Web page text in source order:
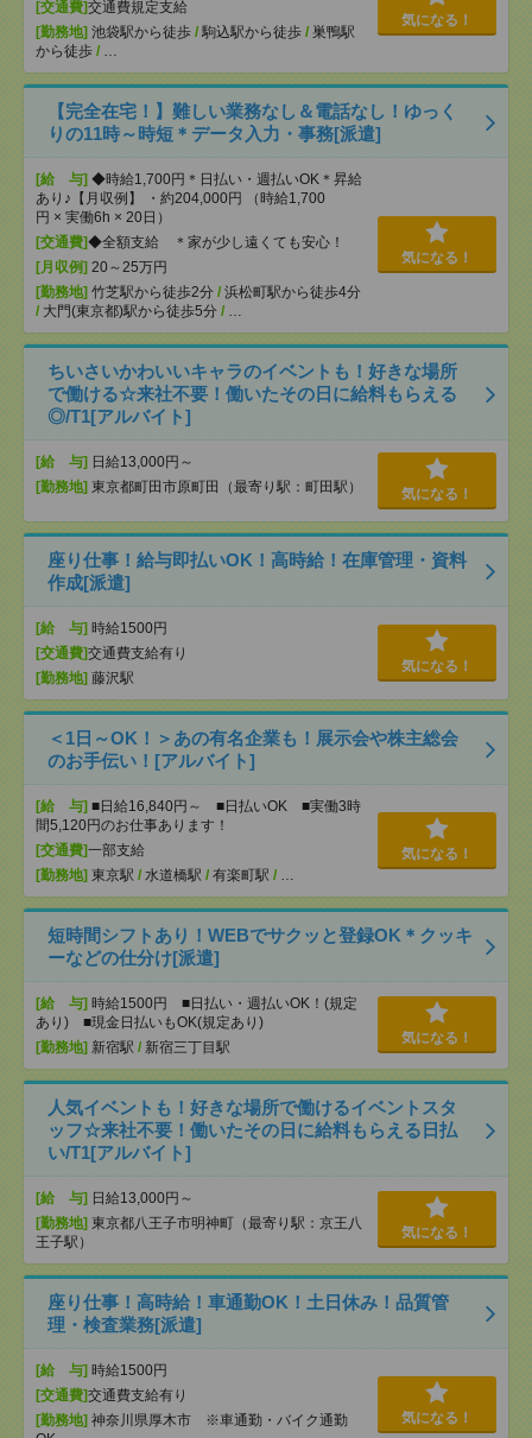
[交通費]交通費規定支給
[勤務地] 池袋駅から徒歩 / 駒込駅から徒歩 / 巣鴨駅
から徒歩 / …
気になる！
【完全在宅！】難しい業務なし＆電話なし！ゆっく
りの11時～時短＊データ入力・事務[派遣]
[給 与] ◆時給1,700円＊日払い・週払いOK＊昇給
あり♪【月収例】 ・約204,000円 （時給1,700
円 × 実働6h × 20日）
[交通費]◆全額支給 ＊家が少し遠くても安心！
[月収例] 20～25万円
[勤務地] 竹芝駅から徒歩2分 / 浜松町駅から徒歩4分
/ 大門(東京都)駅から徒歩5分 / …
気になる！
ちいさいかわいいキャラのイベントも！好きな場所
で働ける☆来社不要！働いたその日に給料もらえる
◎/T1[アルバイト]
[給 与] 日給13,000円～
[勤務地] 東京都町田市原町田（最寄り駅：町田駅） 気になる！
座り仕事！給与即払いOK！高時給！在庫管理・資料
作成[派遣]
[給 与] 時給1500円
[交通費]交通費支給有り
[勤務地] 藤沢駅
気になる！
＜1日～OK！＞あの有名企業も！展示会や株主総会
のお手伝い！[アルバイト]
[給 与] ■日給16,840円～ ■日払いOK ■実働3時
間5,120円のお仕事あります！
[交通費]一部支給
[勤務地] 東京駅 / 水道橋駅 / 有楽町駅 / …
気になる！
短時間シフトあり！WEBでサクッと登録OK＊クッキ
ーなどの仕分け[派遣]
[給 与] 時給1500円 ■日払い・週払いOK！(規定
あり) ■現金日払いもOK(規定あり)
[勤務地] 新宿駅 / 新宿三丁目駅
気になる！
人気イベントも！好きな場所で働けるイベントスタ
ッフ☆来社不要！働いたその日に給料もらえる日払
い/T1[アルバイト]
[給 与] 日給13,000円～
[勤務地] 東京都八王子市明神町（最寄り駅：京王八
王子駅）
気になる！
座り仕事！高時給！車通勤OK！土日休み！品質管
理・検査業務[派遣]
[給 与] 時給1500円
[交通費]交通費支給有り
[勤務地] 神奈川県厚木市 ※車通勤・バイク通勤
気になる！